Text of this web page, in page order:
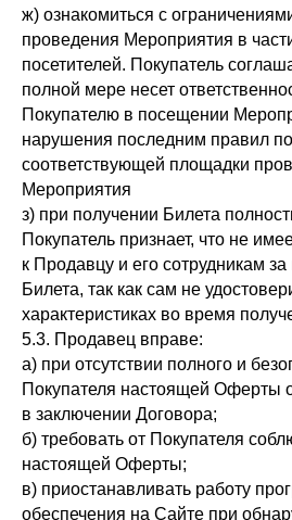
ж) ознакомиться с
проведения Мероприятия в
посетителей. Покупатель
полной мере несет
Покупателю в посещении
нарушения последним правил
соответствующей площадки
Мероприятия
з) при получении Билета
Покупатель признает, что не
к Продавцу и его сотрудникам за
Билета, так как сам не
характеристиках во время
5.3. Продавец вправе:
а) при отсутствии полного и
Покупателя настоящей Оферты
в заключении Договора;
б) требовать от Покупателя
настоящей Оферты;
в) приостанавливать работу
обеспечения на Сайте при